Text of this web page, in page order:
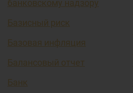
банковскому надзору
Базисный риск
Базовая инфляция
Балансовый отчет
Банк